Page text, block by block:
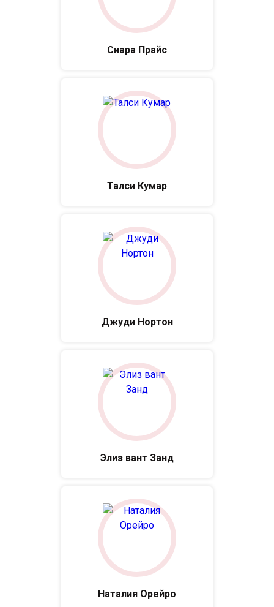
Сиара Прайс
Талси Кумар
Джуди Нортон
Элиз вант Занд
Наталия Орейро